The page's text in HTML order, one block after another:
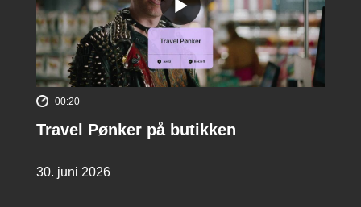
00:20
Travel Pønker på butikken
30. juni 2026